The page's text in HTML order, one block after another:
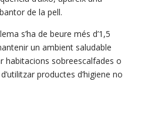
de la pell.
s’ha de beure més d’1,5
un ambient saludable
habitacions sobreescalfades o
productes d’higiene no